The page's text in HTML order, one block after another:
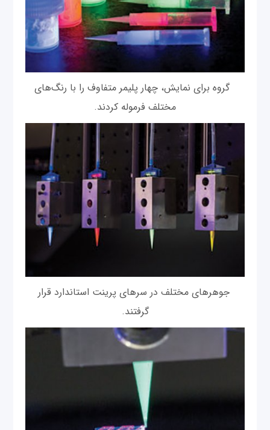
گروه برای نمایش، چهار پلیمر متفاوف را با رنگ‌های
مختلف فرموله کردند.
جوهرهای مختلف در سرهای پرینت استاندارد قرار
گرفتند.